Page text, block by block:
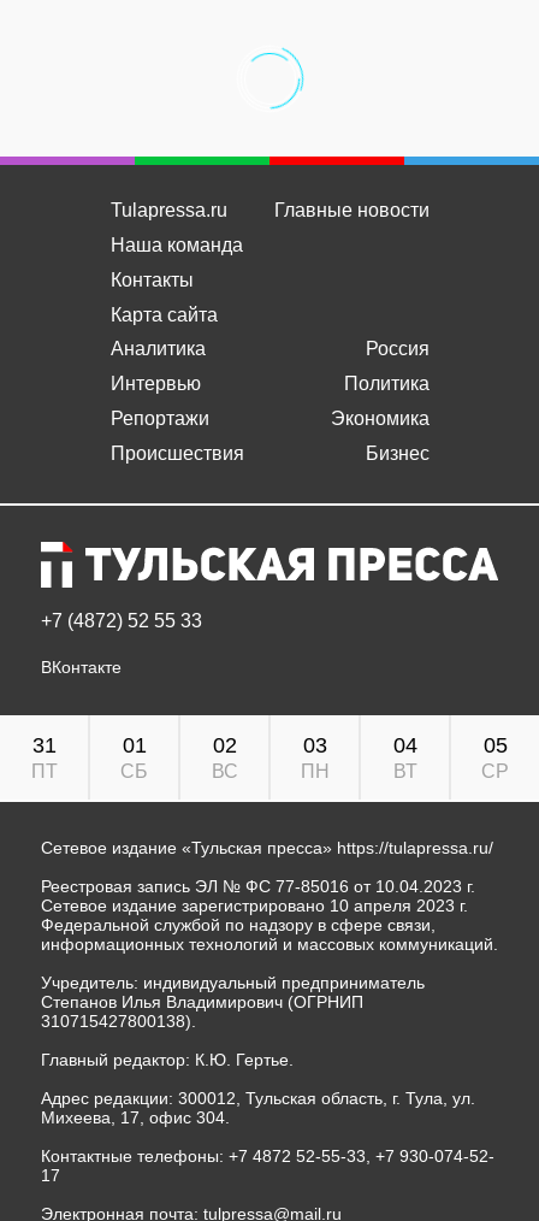
Tulapressa.ru
Наша команда
Контакты
Карта сайта
Главные новости
Аналитика
Интервью
Репортажи
Происшествия
Россия
Политика
Экономика
Бизнес
+7 (4872) 52 55 33
ВКонтакте
31
ПТ
01
СБ
02
ВС
03
ПН
04
ВТ
05
СР
Сетевое издание «Тульская пресса» https://tulapressa.ru/
Реестровая запись ЭЛ № ФС 77-85016 от 10.04.2023 г.
Сетевое издание зарегистрировано 10 апреля 2023 г.
Федеральной службой по надзору в сфере связи,
информационных технологий и массовых коммуникаций.
Учредитель: индивидуальный предприниматель
Степанов Илья Владимирович (ОГРНИП
310715427800138).
Главный редактор: К.Ю. Гертье.
Адрес редакции: 300012, Тульская область, г. Тула, ул.
Михеева, 17, офис 304.
Контактные телефоны: +7 4872 52-55-33, +7 930-074-52-
17
Электронная почта: tulpressa@mail.ru